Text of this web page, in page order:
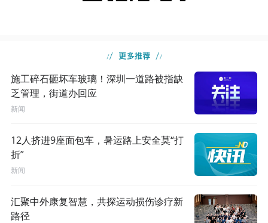
施工碎石砸坏车玻璃！深圳一道路被指缺
乏管理，街道办回应
新闻
12人挤进9座面包车，暑运路上安全莫“打
折”
新闻
汇聚中外康复智慧，共探运动损伤诊疗新
路径